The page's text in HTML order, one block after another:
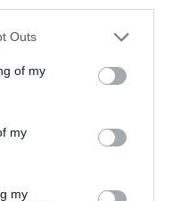
Outs
of my
my
my